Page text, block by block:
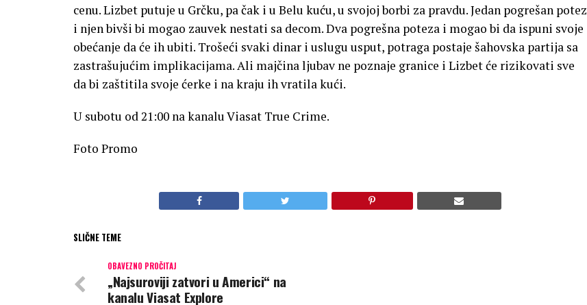
cenu. Lizbet putuje u Grčku, pa čak i u Belu kuću, u svojoj borbi za pravdu. Jedan pogrešan potez
i njen bivši bi mogao zauvek nestati sa decom. Dva pogrešna poteza i mogao bi da ispuni svoje
obećanje da će ih ubiti. Trošeći svaki dinar i uslugu usput, potraga postaje šahovska partija sa
zastrašujućim implikacijama. Ali majčina ljubav ne poznaje granice i Lizbet će rizikovati sve
da bi zaštitila svoje ćerke i na kraju ih vratila kući.
U subotu od 21:00 na kanalu Viasat True Crime.
Foto Promo
SLIČNE TEME
OBAVEZNO PROČITAJ
„Najsuroviji zatvori u Americi“ na
kanalu Viasat Explore